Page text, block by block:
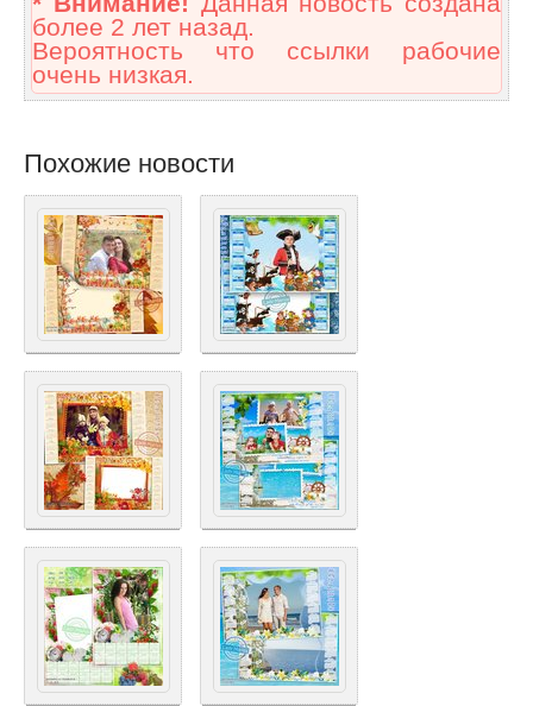
более 2 лет назад.
Вероятность что ссылки рабочие
очень низкая.
Похожие новости